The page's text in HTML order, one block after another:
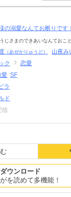
の溺愛なんてお断りです！
じさまのできあいなんておこ
（あぜかりゅうど） 山夜み
ク
恋愛
愛 SF
ラ
ド
信
ウンロード
を読めて多機能！